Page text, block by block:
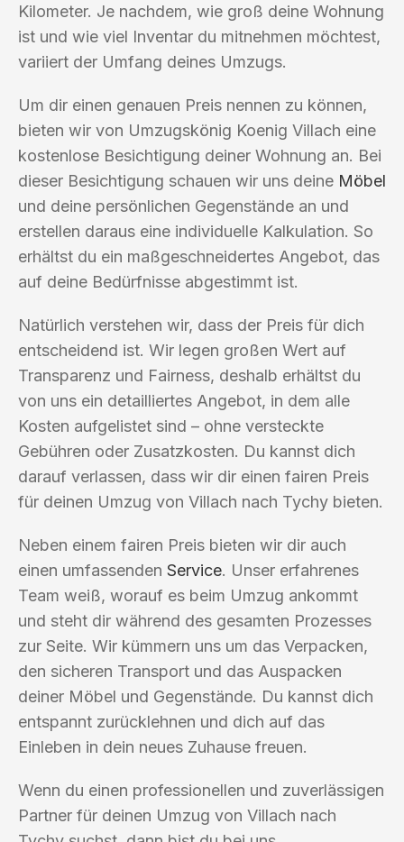
Kilometer. Je nachdem, wie groß deine Wohnung
ist und wie viel Inventar du mitnehmen möchtest,
variiert der Umfang deines Umzugs.
Um dir einen genauen Preis nennen zu können,
bieten wir von Umzugskönig Koenig Villach eine
kostenlose Besichtigung deiner Wohnung an. Bei
dieser Besichtigung schauen wir uns deine Möbel
und deine persönlichen Gegenstände an und
erstellen daraus eine individuelle Kalkulation. So
erhältst du ein maßgeschneidertes Angebot, das
auf deine Bedürfnisse abgestimmt ist.
Natürlich verstehen wir, dass der Preis für dich
entscheidend ist. Wir legen großen Wert auf
Transparenz und Fairness, deshalb erhältst du
von uns ein detailliertes Angebot, in dem alle
Kosten aufgelistet sind – ohne versteckte
Gebühren oder Zusatzkosten. Du kannst dich
darauf verlassen, dass wir dir einen fairen Preis
für deinen Umzug von Villach nach Tychy bieten.
Neben einem fairen Preis bieten wir dir auch
einen umfassenden Service. Unser erfahrenes
Team weiß, worauf es beim Umzug ankommt
und steht dir während des gesamten Prozesses
zur Seite. Wir kümmern uns um das Verpacken,
den sicheren Transport und das Auspacken
deiner Möbel und Gegenstände. Du kannst dich
entspannt zurücklehnen und dich auf das
Einleben in dein neues Zuhause freuen.
Wenn du einen professionellen und zuverlässigen
Partner für deinen Umzug von Villach nach